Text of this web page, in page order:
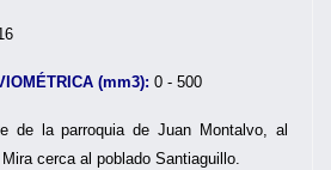
(mm3): 0 - 500
de la parroquia de Juan Montalvo, al
cerca al poblado Santiaguillo.